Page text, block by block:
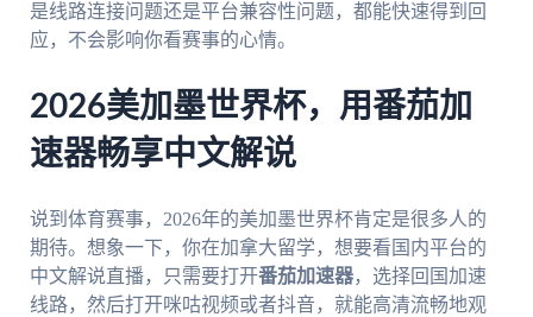
是线路连接问题还是平台兼容性问题，都能快速得到回
应，不会影响你看赛事的心情。
2026美加墨世界杯，用番茄加
速器畅享中文解说
说到体育赛事，2026年的美加墨世界杯肯定是很多人的
期待。想象一下，你在加拿大留学，想要看国内平台的
中文解说直播，只需要打开番茄加速器，选择回国加速
线路，然后打开咪咕视频或者抖音，就能高清流畅地观